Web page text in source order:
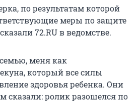
по результатам которой
меры по защите
72.RU в ведомстве.
меня как
который все силы
здоровья ребенка. Они
сказали: ролик разошелся по